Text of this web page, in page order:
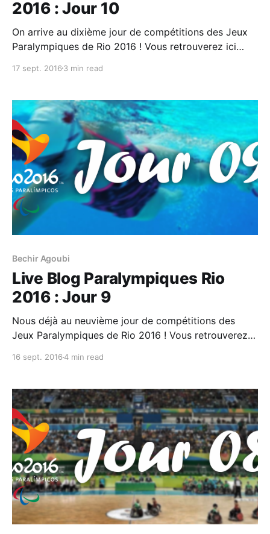
2016 : Jour 10
On arrive au dixième jour de compétitions des Jeux
Paralympiques de Rio 2016 ! Vous retrouverez ici
#TeamTN, dont se sera le dernier jour de
ces jeux et comment les suivre. Bilan final des
médailles
17 sept. 2016 3 min read
Bechir Agoubi
Live Blog Paralympiques Rio
2016 : Jour 9
Nous déjà au neuvième jour de compétitions des
Jeux Paralympiques de Rio 2016 ! Vous retrouverez
#TeamTN (qui ne sera représentée que dans les
pratiques sur ces jeux et comment les suivre. Nombre
de
16 sept. 20164 min read